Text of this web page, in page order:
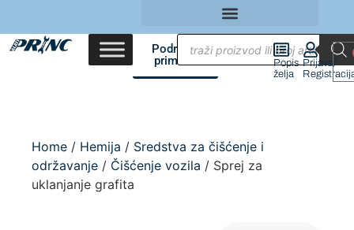
Područja
primene
Popis
želja
Prijava/
Home / Hemija / Sredstva za čišćenje i
održavanje / Čišćenje vozila / Sprej za
uklanjanje grafita